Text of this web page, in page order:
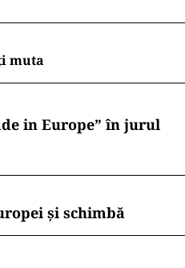
muta
in Europe” în jurul
și schimbă